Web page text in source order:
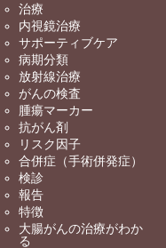
治療
内視鏡治療
サポーティブケア
病期分類
放射線治療
がんの検査
腫瘍マーカー
抗がん剤
リスク因子
合併症（手術併発症）
検診
報告
特徴
大腸がんの治療がわか
る